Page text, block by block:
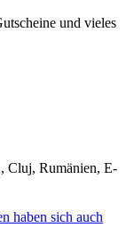
und vieles
Cluj, Rumänien, E-
haben sich auch